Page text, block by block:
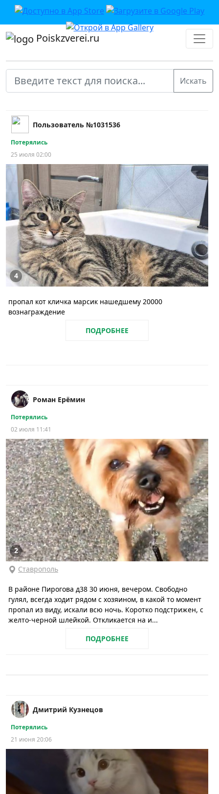
Poiskzverei.ru
Пользователь №1031536
Потерялись
25 июля 02:00
4
пропал кот кличка марсик нашедшему 20000
вознаграждение
ПОДРОБНЕЕ
Роман Ерёмин
Потерялись
02 июля 11:41
2
Ставрополь
В районе Пирогова д38 30 июня, вечером. Свободно
гулял, всегда ходит рядом с хозяином, в какой то момент
пропал из виду, искали всю ночь. Коротко подстрижен, с
желто-черной шлейкой. Откликается на и...
ПОДРОБНЕЕ
Дмитрий Кузнецов
Потерялись
21 июня 20:06